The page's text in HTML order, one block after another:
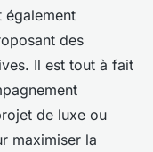
également
des
Il est tout à fait
de luxe ou
maximiser la